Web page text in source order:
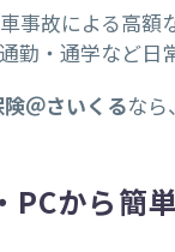
事故による高額
勤・通学など日
＠さいくるなら、
PCから簡